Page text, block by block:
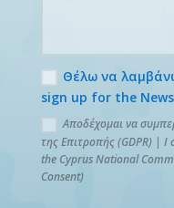
Θέλω να
sign up for the
Αποδέχομαι να
της Επιτροπής (GDPR) |
the Cyprus National
Consent)